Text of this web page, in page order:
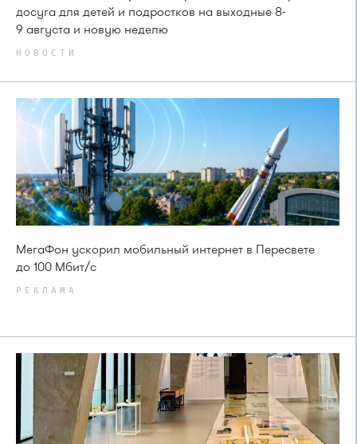
досуга для детей и подростков на выходные 8-
9 августа и новую неделю
НОВОСТИ
МегаФон ускорил мобильный интернет в Пересвете
до 100 Мбит/с
РЕКЛАМА